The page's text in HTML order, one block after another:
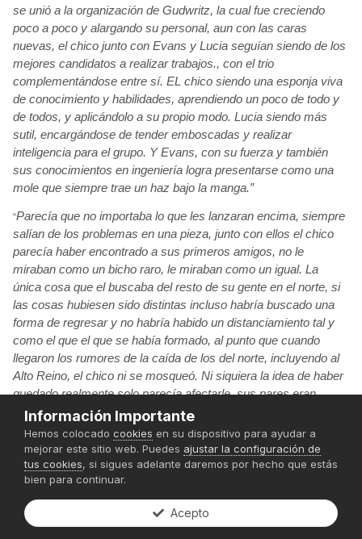
se unió a la organización de Gudwritz, la cual fue creciendo
poco a poco y alargando su personal, aun con las caras
nuevas, el chico junto con Evans y Lucia seguían siendo de los
mejores candidatos a realizar trabajos., con el trio
complementándose entre sí. EL chico siendo una esponja viva
de conocimiento y habilidades, aprendiendo un poco de todo y
de todos, y aplicándolo a su propio modo. Lucia siendo más
sutil, encargándose de tender emboscadas y realizar
inteligencia para el grupo. Y Evans, con su fuerza y también
sus conocimientos en ingeniería logra presentarse como una
mole que siempre trae un haz bajo la manga.”
“Parecía que no importaba lo que les lanzaran encima, siempre
salían de los problemas en una pieza, junto con ellos el chico
parecía haber encontrado a sus primeros amigos, no le
miraban como un bicho raro, le miraban como un igual. La
única cosa que el buscaba del resto de su gente en el norte, si
las cosas hubiesen sido distintas incluso habría buscado una
forma de regresar y no habría habido un distanciamiento tal y
como el que el que se había formado, al punto que cuando
llegaron los rumores de la caída de los del norte, incluyendo al
Alto Reino, el chico ni se mosqueó. Ni siquiera la idea de haber
quedado realmente solo parecía afectarle, sus pares eran
aquellos que ahora estaban junto a él, no los que le habían
rechazado y mirado por encima del hombro en un pasado...”
Lamentablemente lo que ninguno sabia, era que alguien que
estaba muy cerca de ellos estaba planeando hacer una movida
quitarse del medio a él
trio y al visionario de piel verde.”.
Información Importante
Hemos colocado cookies en su dispositivo para ayudar a
mejorar este sitio web. Puedes ajustar la configuración de
tus cookies, si sigues adelante daremos por hecho que estás
bien para continuar.
Acepto